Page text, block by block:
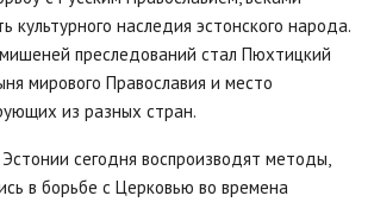
культурного наследия эстонского народа.
преследований стал Пюхтицкий
мирового Православия и место
из разных стран.
сегодня воспроизводят методы,
в борьбе с Церковью во времена